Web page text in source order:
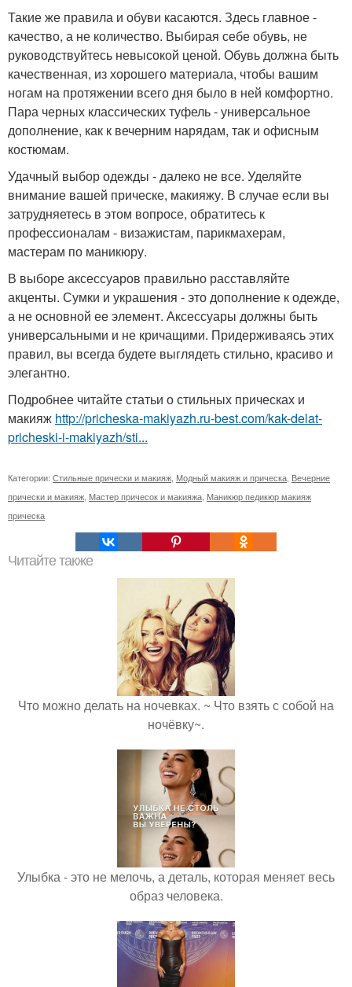
Такие же правила и обуви касаются. Здесь главное -
качество, а не количество. Выбирая себе обувь, не
руководствуйтесь невысокой ценой. Обувь должна быть
качественная, из хорошего материала, чтобы вашим
ногам на протяжении всего дня было в ней комфортно.
Пара черных классических туфель - универсальное
дополнение, как к вечерним нарядам, так и офисным
костюмам.
Удачный выбор одежды - далеко не все. Уделяйте
внимание вашей прическе, макияжу. В случае если вы
затрудняетесь в этом вопросе, обратитесь к
профессионалам - визажистам, парикмахерам,
мастерам по маникюру.
В выборе аксессуаров правильно расставляйте
акценты. Сумки и украшения - это дополнение к одежде,
а не основной ее элемент. Аксессуары должны быть
универсальными и не кричащими. Придерживаясь этих
правил, вы всегда будете выглядеть стильно, красиво и
элегантно.
Подробнее читайте статьи о стильных прическах и
макияж http://pricheska-makiyazh.ru-best.com/kak-delat-
pricheski-i-makiyazh/sti...
Категории: Стильные прически и макияж Модный макияж и прическа Вечерние
прически и макияж Мастер причесок и макияжа Маникюр педикюр макияж
прическа
Читайте также
Что можно делать на ночевках. ~ Что взять с собой на
ночёвку~.
Улыбка - это не мелочь, а деталь, которая меняет весь
образ человека.